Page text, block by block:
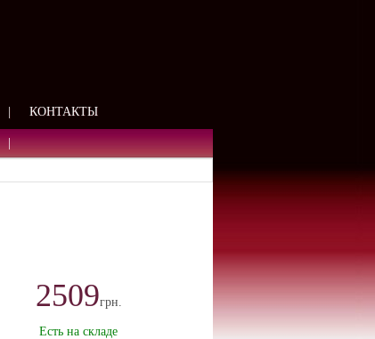
КОНТАКТЫ
2509грн.
Есть на складе